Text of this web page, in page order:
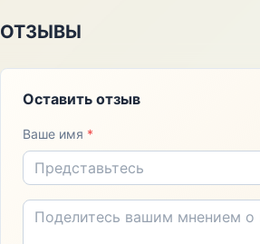
ОТЗЫВЫ
Оставить отзыв
Ваше имя *